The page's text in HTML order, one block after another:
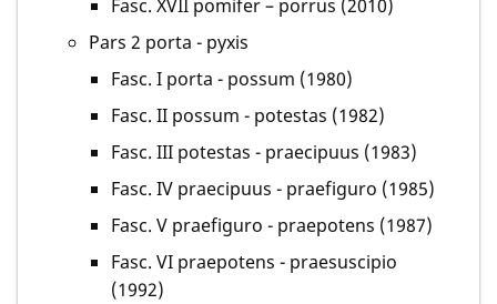
Fasc. XVII pomifer – porrus (2010)
Pars 2 porta - pyxis
Fasc. I porta - possum (1980)
Fasc. II possum - potestas (1982)
Fasc. III potestas - praecipuus (1983)
Fasc. IV praecipuus - praefiguro (1985)
Fasc. V praefiguro - praepotens (1987)
Fasc. VI praepotens - praesuscipio
(1992)